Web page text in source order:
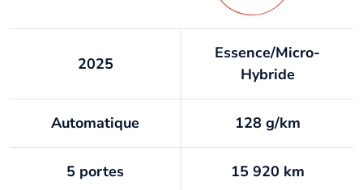
2025
Essence/Micro-
Hybride
Automatique 128 g/km
5 portes 15 920 km